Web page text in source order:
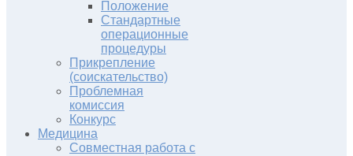
Положение
Стандартные
операционные
процедуры
Прикрепление
(соискательство)
Проблемная
комиссия
Конкурс
Медицина
Совместная работа с